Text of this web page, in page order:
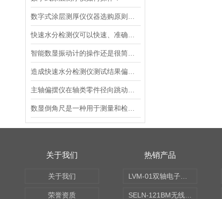
关于我们
关于我们
荣誉资质
热销产品